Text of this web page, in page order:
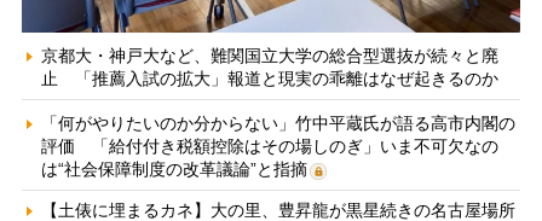
京都大・神戸大など、難関国立大学の総合型選抜が続々と廃
止 「推薦入試の拡大」報道と現実の乖離はなぜ起きるのか
「何がやりたいのか分からない」竹中平蔵氏が語る高市内閣の
評価 「給付付き税額控除はその場しのぎ」いま不可欠なの
は“社会保障制度の改革議論”と指摘
【土俵に埋まるカネ】大の里、豊昇龍が黒星続きの名古屋場所